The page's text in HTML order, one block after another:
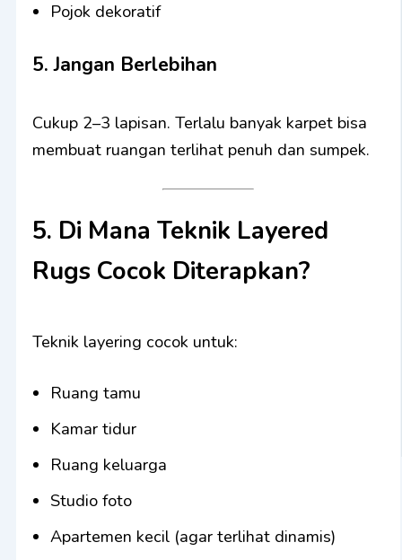
Pojok dekoratif
5. Jangan Berlebihan
Cukup 2–3 lapisan. Terlalu banyak karpet bisa
membuat ruangan terlihat penuh dan sumpek.
5. Di Mana Teknik Layered
Rugs Cocok Diterapkan?
Teknik layering cocok untuk:
Ruang tamu
Kamar tidur
Ruang keluarga
Studio foto
Apartemen kecil (agar terlihat dinamis)